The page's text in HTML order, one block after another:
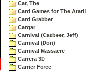
Car, The
Card Games for The Atari!
Card Grabber
Cargar
Carnival (Casbeer, Jeff)
Carnival (Don)
Carnival Massacre
Carrera 3D
Carrier Force